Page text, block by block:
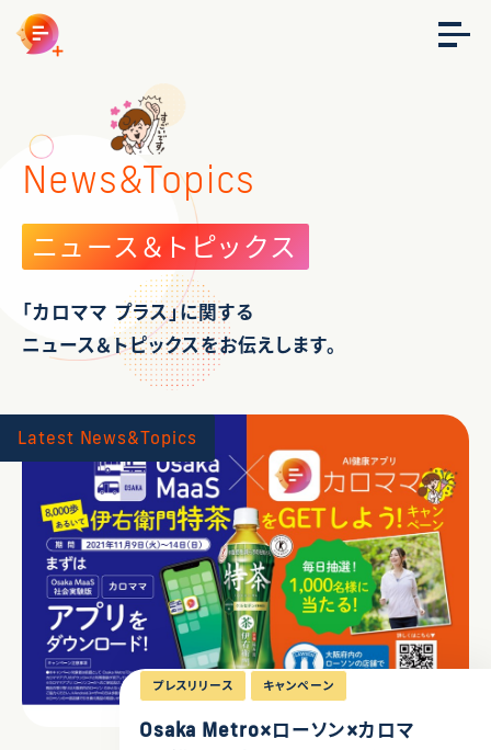
News&Topics
ニュース＆トピックス
「カロママ プラス」に関する
ニュース＆トピックスをお伝えします。
Latest News&Topics
プレスリリース キャンペーン
Osaka Metro×ローソン×カロマ